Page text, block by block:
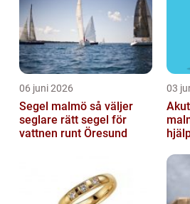
06 juni 2026
Segel malmö så väljer
seglare rätt segel för
vattnen runt Öresund
03
malmö så får